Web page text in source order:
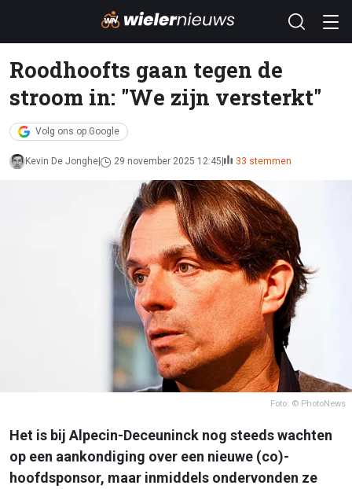
Roodhoofts gaan tegen de
stroom in: "We zijn versterkt"
Volg ons op Google
Kevin De Jonghe 29 november 2025 12:45 33 stemmen
Foto: © PhotoNews
Het is bij Alpecin-Deceuninck nog steeds wachten
op een aankondiging over een nieuwe (co)-
hoofdsponsor, maar inmiddels ondervonden ze